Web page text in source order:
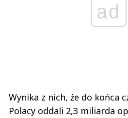
ad
Wynika z nich, że do końca
Polacy oddali 2,3 miliarda